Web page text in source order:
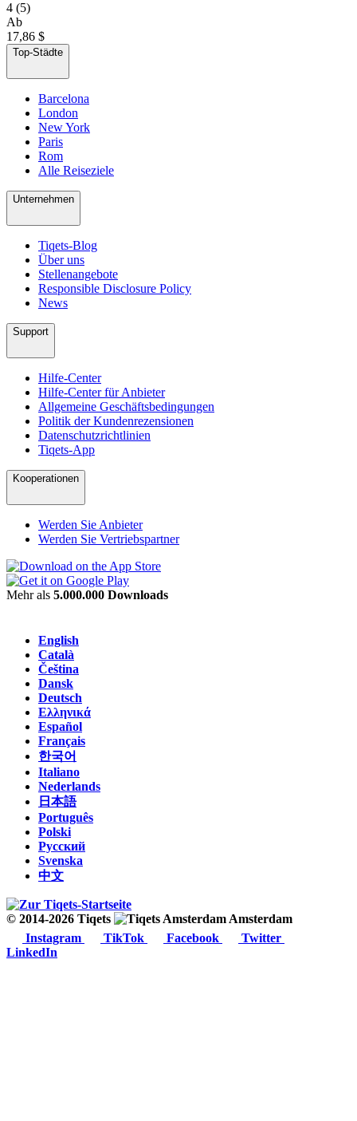
4 (5)
Ab
17,86 $
Top-Städte
Barcelona
London
New York
Paris
Rom
Alle Reiseziele
Unternehmen
Tiqets-Blog
Über uns
Stellenangebote
Responsible Disclosure Policy
News
Support
Hilfe-Center
Hilfe-Center für Anbieter
Allgemeine Geschäftsbedingungen
Politik der Kundenrezensionen
Datenschutzrichtlinien
Tiqets-App
Kooperationen
Werden Sie Anbieter
Werden Sie Vertriebspartner
Mehr als 5.000.000 Downloads
English
Català
Čeština
Dansk
Deutsch
Ελληνικά
Español
Français
한국어
Italiano
Nederlands
日本語
Português
Polski
Русский
Svenska
中文
© 2014-2026 Tiqets
Amsterdam
Instagram
TikTok Facebook
Twitter
LinkedIn